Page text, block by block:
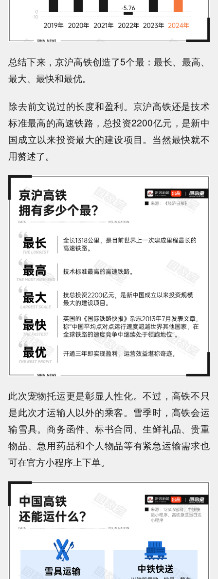
总结下来，京沪高铁创造了5个最：最长、最高、
最大、最快和最优。
除去前文说过的长度和盈利。京沪高铁还是技术
标准最高的高速铁路，总投资2200亿元，是新中
国成立以来投资最大的建设项目。当然最快就不
用赘述了。
此次宠物托运更是彰显人性化。不过，高铁不只
是此次才运输人以外的乘客。雪季时，高铁会运
输雪具。商务函件、标书合同、生鲜礼品、贵重
物品、急用药品和个人物品等有紧急运输需求也
可在官方小程序上下单。